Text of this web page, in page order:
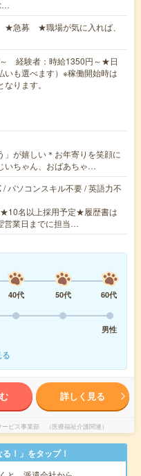
★急募 ★職場が気に入れば、
経験者：時給1350円～★日
いも選べます）※稼働開始時は
ります。
」が嬉しい＊お年寄りを笑顔に
いちゃん、おばあちゃ…
パソコンスキル不要 / 英語力不
名以上採用予定★履歴書は
営業日までに担当…
40代 50代
60代
男性
詳しく見る
ビス事業部 （医療福祉介護関連）
！」をタップ！